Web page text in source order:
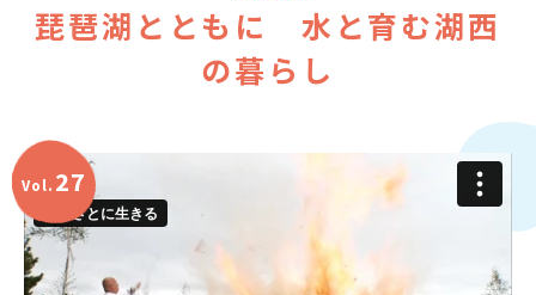
琵琶湖とともに 水と育む湖西
の暮らし
Vol. 27